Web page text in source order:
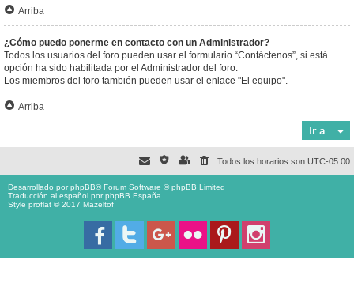
Arriba
¿Cómo puedo ponerme en contacto con un Administrador?
Todos los usuarios del foro pueden usar el formulario “Contáctenos”, si está
opción ha sido habilitada por el Administrador del foro.
Los miembros del foro también pueden usar el enlace "El equipo".
Arriba
Ir a
Todos los horarios son UTC-05:00
Desarrollado porphpBB® Forum Software © phpBB Limited
Traducción al español porphpBB España
Style proflat © 2017 Mazeltof